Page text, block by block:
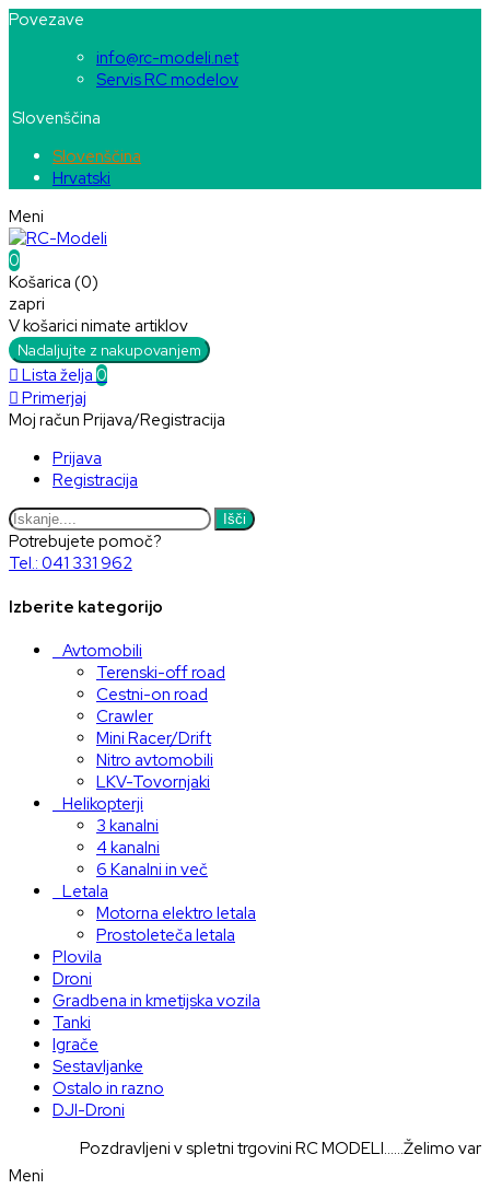
Povezave
info@rc-modeli.net
Servis RC modelov
Slovenščina
Slovenščina
Hrvatski
Meni
0
Košarica (0)
zapri
V košarici nimate artiklov
Nadaljujte z nakupovanjem
 Lista želja 0
 Primerjaj
Moj račun Prijava/Registracija
Prijava
Registracija
Išči
Potrebujete pomoč?
Tel.: 041 331 962
Izberite kategorijo
Avtomobili
Terenski-off road
Cestni-on road
Crawler
Mini Racer/Drift
Nitro avtomobili
LKV-Tovornjaki
Helikopterji
3 kanalni
4 kanalni
6 Kanalni in več
Letala
Motorna elektro letala
Prostoleteča letala
Plovila
Droni
Gradbena in kmetijska vozila
Tanki
Igrače
Sestavljanke
Ostalo in razno
DJI-Droni
Pozdravljeni v spletni trgovini RC MODELI......Želimo vam
Meni